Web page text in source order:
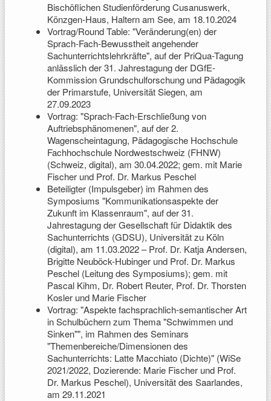
Bischöflichen Studienförderung Cusanuswerk,
Könzgen-Haus, Haltern am See, am 18.10.2024
Vortrag/Round Table: "Veränderung(en) der
Sprach-Fach-Bewusstheit angehender
Sachunterrichtslehrkräfte", auf der PriQua-Tagung
anlässlich der 31. Jahrestagung der DGfE-
Kommission Grundschulforschung und Pädagogik
der Primarstufe, Universität Siegen, am
27.09.2023
Vortrag: "Sprach-Fach-Erschließung von
Auftriebsphänomenen", auf der 2.
Wagenscheintagung, Pädagogische Hochschule
Fachhochschule Nordwestschweiz (FHNW)
(Schweiz, digital), am 30.04.2022; gem. mit Marie
Fischer und Prof. Dr. Markus Peschel
Beteiligter (Impulsgeber) im Rahmen des
Symposiums "Kommunikationsaspekte der
Zukunft im Klassenraum", auf der 31.
Jahrestagung der Gesellschaft für Didaktik des
Sachunterrichts (GDSU), Universität zu Köln
(digital), am 11.03.2022 – Prof. Dr. Katja Andersen,
Brigitte Neuböck-Hubinger und Prof. Dr. Markus
Peschel (Leitung des Symposiums); gem. mit
Pascal Kihm, Dr. Robert Reuter, Prof. Dr. Thorsten
Kosler und Marie Fischer
Vortrag: "Aspekte fachsprachlich-semantischer Art
in Schulbüchern zum Thema "Schwimmen und
Sinken"", im Rahmen des Seminars
"Themenbereiche/Dimensionen des
Sachunterrichts: Latte Macchiato (Dichte)" (WiSe
2021/2022, Dozierende: Marie Fischer und Prof.
Dr. Markus Peschel), Universität des Saarlandes,
am 29.11.2021